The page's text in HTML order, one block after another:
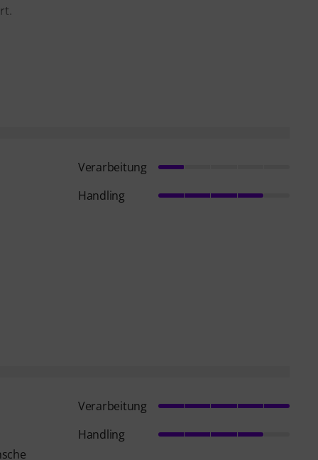
Verarbeitung
Handling
Verarbeitung
Handling